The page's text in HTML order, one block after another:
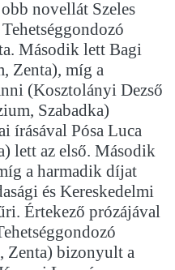
novellát Szeles
Második lett Bagi
Zenta), míg a
(Kosztolányi Dezső
Szabadka)
írásával Pósa Luca
lett az első. Második
a harmadik díjat
és Kereskedelmi
Értekező prózájával
Zenta) bizonyult a